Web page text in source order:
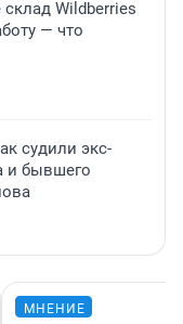
Wildberries
— что
судили экс-
и бывшего
МНЕНИЕ